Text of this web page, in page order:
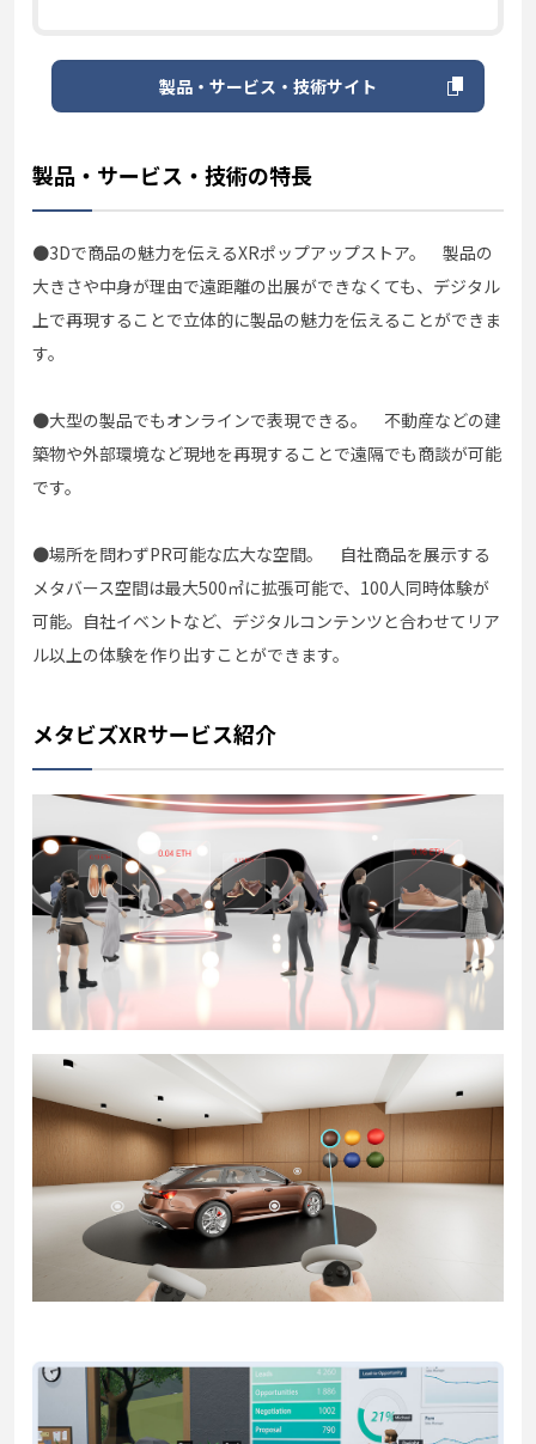
製品・サービス・技術サイト
製品・サービス・技術の特長
●3Dで商品の魅力を伝えるXRポップアップストア。 製品の
大きさや中身が理由で遠距離の出展ができなくても、デジタル
上で再現することで立体的に製品の魅力を伝えることができま
す。
●大型の製品でもオンラインで表現できる。 不動産などの建
築物や外部環境など現地を再現することで遠隔でも商談が可能
です。
●場所を問わずPR可能な広大な空間。 自社商品を展示する
メタバース空間は最大500㎡に拡張可能で、100人同時体験が
可能。自社イベントなど、デジタルコンテンツと合わせてリア
ル以上の体験を作り出すことができます。
メタビズXRサービス紹介